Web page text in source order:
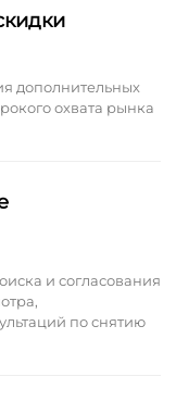
дополнительных
охвата рынка
и согласования
по снятию